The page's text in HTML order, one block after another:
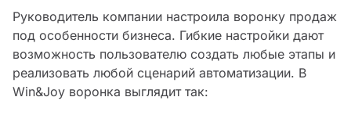
Руководитель компании настроила воронку продаж
под особенности бизнеса. Гибкие настройки дают
возможность пользователю создать любые этапы и
реализовать любой сценарий автоматизации. В
Win&Joy воронка выглядит так: